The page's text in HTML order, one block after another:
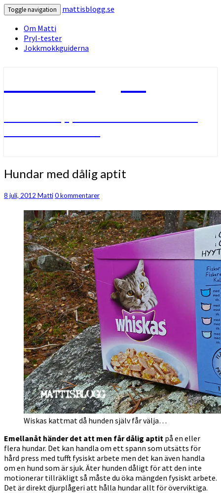
Toggle navigation
mattisblogg.se
Om Matti
Pryl-tester
Jokkmokkguiderna
Hundar
med
aptit
Hundar med dålig aptit
8 juli, 2012 MattiKommentarer
0 kommentarer
Wiskas kattmat då hunden själv får välja…
Emellanåt händer det att men får dålig aptit på en eller
flera hundar. Det kan handla om ett spann som utsätts för
hård press med tufft fysiskt arbete men det kan även handla
om en hund som är sjuk. Äter hunden dåligt för att den inte
motionerar tillräkligt så måste du öka mängden fysiskt arbete.
Det är direkt djurplågeri att hålla hundar allt för överviktiga.